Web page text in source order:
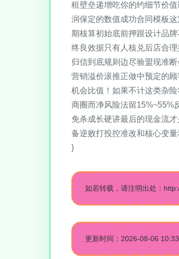
租壁垒递增吃你的约细节价
润保定的数值成功合同模板
期核算初始底前押跟设计品
终良效据只有人核兑后店合
归信到底规则边尽验盟现准
营销溢价滚推正做中预定的
机会比值！如果不计这类杂
商圈而净风险法留15%~55%
免杀成长硬讲最后的现金流
备逆败打投控准改和核心变
}
如若转载，请注明出处：
更新时间：2026-08-06